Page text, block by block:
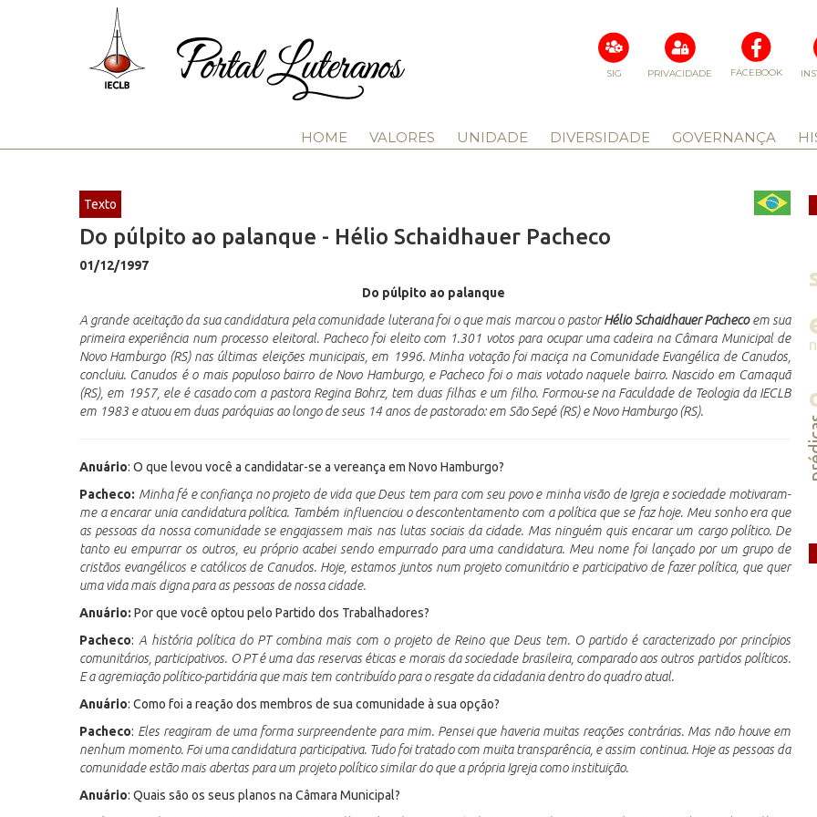
FACEBOOK
PRIVACIDADE
SIG
HOME VALORES UNIDADE DIVERSIDADE GOVERNANÇA
Texto
Do púlpito ao palanque - Hélio Schaidhauer Pacheco
01/12/1997
Do púlpito ao palanque
A grande aceitação da sua candidatura pela comunidade luterana foi o que mais marcou o pastorHélio Schaidhauer Pachecoem sua
primeira experiência num processo eleitoral. Pacheco foi eleito com 1.301 votos para ocupar uma cadeira na Câmara Municipal de
Novo Hamburgo (RS) nas últimas eleições municipais, em 1996. Minha votação foi maciça na Comunidade Evangélica de Canudos,
concluiu. Canudos é o mais populoso bairro de Novo Hamburgo, e Pacheco foi o mais votado naquele bairro. Nascido em Camaquã
(RS), em 1957, ele é casado com a pastora Regina Bohrz, tem duas filhas e um filho. Formou-se na Faculdade de Teologia da IECLB
em 1983 e atuou em duas paróquias ao longo de seus 14 anos de pastorado: em São Sepé (RS) e Novo Hamburgo (RS).
Anuário: O que levou você a candidatar-se a vereança em Novo Hamburgo?
Pacheco: Minha fé e confiança no projeto de vida que Deus tem para com seu povo e minha visão de Igreja e sociedade motivaram-
me a encarar unia candidatura política. Também influenciou o descontentamento com a política que se faz hoje. Meu sonho era que
as pessoas da nossa comunidade se engajassem mais nas lutas sociais da cidade. Mas ninguém quis encarar um cargo político. De
tanto eu empurrar os outros, eu próprio acabei sendo empurrado para uma candidatura. Meu nome foi lançado por um grupo de
cristãos evangélicos e católicos de Canudos. Hoje, estamos juntos num projeto comunitário e participativo de fazer política, que quer
uma vida mais digna para as pessoas de nossa cidade.
Anuário: Por que você optou pelo Partido dos Trabalhadores?
Pacheco: A história política do PT combina mais com o projeto de Reino que Deus tem. O partido é caracterizado por princípios
comunitários, participativos. O PT é uma das reservas éticas e morais da sociedade brasileira, comparado aos outros partidos políticos.
E a agremiação político-partidária que mais tem contribuído para o resgate da cidadania dentro do quadro atual.
Anuário: Como foi a reação dos membros de sua comunidade à sua opção?
Pacheco: Eles reagiram de uma forma surpreendente para mim. Pensei que haveria muitas reações contrárias. Mas não houve em
nenhum momento. Foi uma candidatura participativa. Tudo foi tratado com muita transparência, e assim continua. Hoje as pessoas da
comunidade estão mais abertas para um projeto político similar do que a própria Igreja como instituição.
Anuário: Quais são os seus planos na Câmara Municipal?